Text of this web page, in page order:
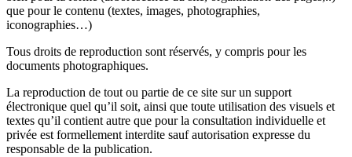
que pour le contenu (textes, images, photographies,
iconographies…)
Tous droits de reproduction sont réservés, y compris pour les
documents photographiques.
La reproduction de tout ou partie de ce site sur un support
électronique quel qu’il soit, ainsi que toute utilisation des visuels et
textes qu’il contient autre que pour la consultation individuelle et
privée est formellement interdite sauf autorisation expresse du
responsable de la publication.